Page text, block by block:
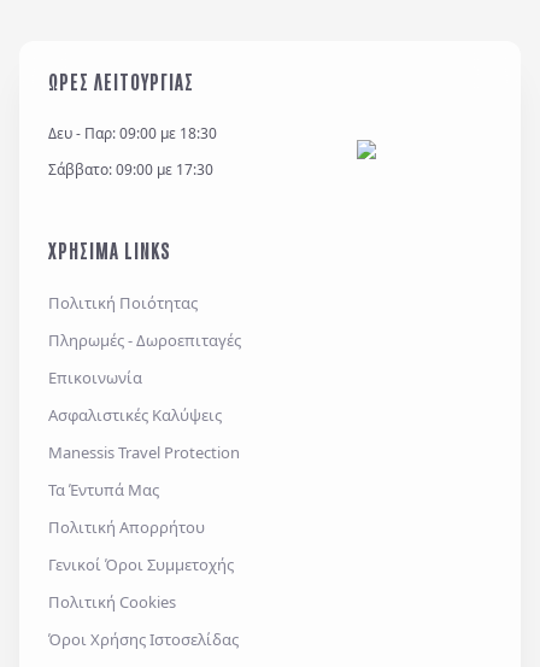
εξυπηρέτηση κάθε έννομου συμφέροντος ή
υποστήριξη νομικών αξιώσεων.
Γενικούς Όρους Συμμετοχής
Επιθυμώ να λαμβάνω προσφορές μέσω e-mail,
ΩΡΕΣ ΛΕΙΤΟΥΡΓΙΑΣ
Δευ - Παρ: 09:00 με 18:30
Σάββατο: 09:00 με 17:30
ΧΡΗΣΙΜΑ LINKS
Πολιτική Ποιότητας
Πληρωμές - Δωροεπιταγές
Επικοινωνία
Ασφαλιστικές Καλύψεις
Manessis Travel Protection
Τα Έντυπά Μας
Πολιτική Απορρήτου
Γενικοί Όροι Συμμετοχής
Πολιτική Cookies
Όροι Χρήσης Ιστοσελίδας